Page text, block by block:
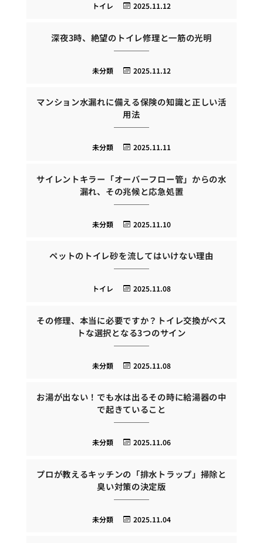
2025.11.12
トイレ
深夜3時、絶望のトイレ修理と一筋の光明
2025.11.12
未分類
マンション水漏れに備える保険の知識と正しい活
用法
2025.11.11
未分類
サイレントキラー「オーバーフロー管」からの水
漏れ、その兆候と応急処置
2025.11.10
未分類
ペットのトイレ砂を流してはいけない理由
2025.11.08
トイレ
その修理、本当に必要ですか？トイレ交換がベス
トな選択となる3つのサイン
2025.11.08
未分類
お湯が出ない！でも水は出るその時に給湯器の中
で起きていること
2025.11.06
未分類
プロが教えるキッチンの「排水トラップ」掃除と
臭い対策の決定版
2025.11.04
未分類